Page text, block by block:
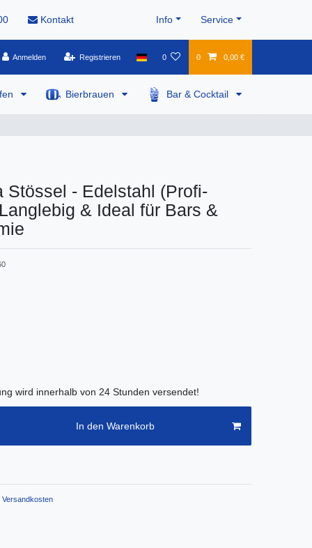
Kontakt Info Service
Anmelden Registrieren 0 0 0,00 €
Bierbrauen Bar & Cocktail
Stössel - Edelstahl (Profi-
& Ideal für Bars &
wird innerhalb von 24 Stunden versendet!
In den Warenkorb
Versandkosten